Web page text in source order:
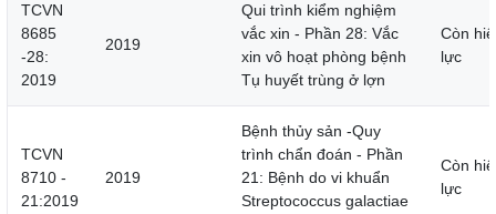
TCVN
8685
-28:
2019
2019
Qui trình kiểm nghiệm
vắc xin - Phần 28: Vắc
xin vô hoạt phòng bệnh
Tụ huyết trùng ở lợn
Còn
lực
TCVN
8710 -
21:2019
2019
Bệnh thủy sản -Quy
trình chẩn đoán - Phần
21: Bệnh do vi khuẩn
Streptococcus galactiae
Còn
lực